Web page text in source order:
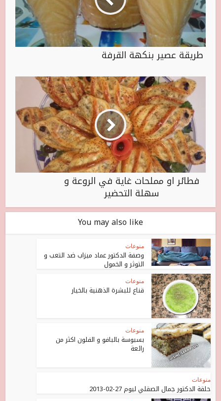
طريقة عصير بنكهة القرفة
فطائر او مملحات غاية في الروعة و
سهلة التحضير
You may also like
منوعات
وصفة الدكتور عماد ميزاب ضد التعب و
التوثر و الخمول
منوعات
قناع للبشرة الذهنية بالخيار
منوعات
بسبوسة بالبافو و الفلون اكثر من
رائعة
منوعات
حلقة الدكتور جمال الصقلي ليوم 27-02-2013